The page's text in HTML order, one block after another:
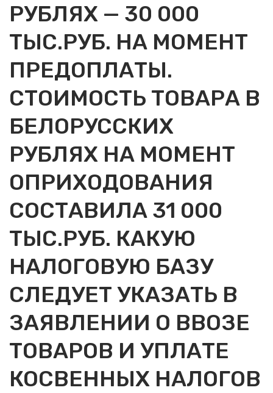
РУБЛЯХ — 30 000
ТЫС.РУБ. НА МОМЕНТ
ПРЕДОПЛАТЫ.
СТОИМОСТЬ ТОВАРА В
БЕЛОРУССКИХ
РУБЛЯХ НА МОМЕНТ
ОПРИХОДОВАНИЯ
СОСТАВИЛА 31 000
ТЫС.РУБ. КАКУЮ
НАЛОГОВУЮ БАЗУ
СЛЕДУЕТ УКАЗАТЬ В
ЗАЯВЛЕНИИ О ВВОЗЕ
ТОВАРОВ И УПЛАТЕ
КОСВЕННЫХ НАЛОГОВ